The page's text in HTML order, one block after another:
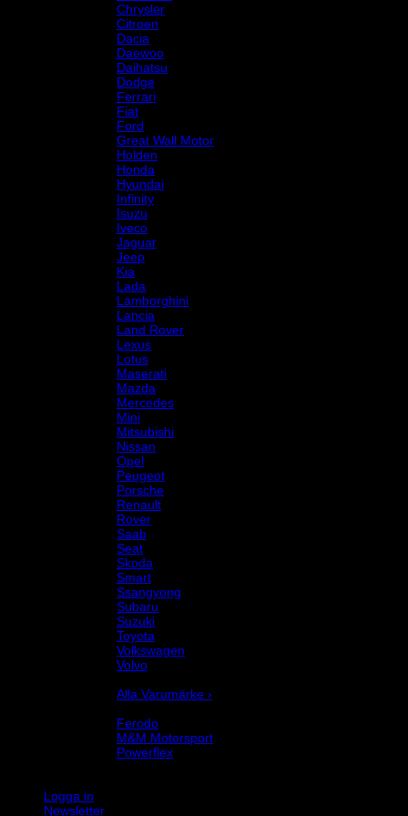
Chrysler
Citroen
Dacia
Daewoo
Daihatsu
Dodge
Ferrari
Fiat
Ford
Great Wall Motor
Holden
Honda
Hyundai
Infinity
Isuzu
Iveco
Jaguar
Jeep
Kia
Lada
Lamborghini
Lancia
Land Rover
Lexus
Lotus
Maserati
Mazda
Mercedes
Mini
Mitsubishi
Nissan
Opel
Peugeot
Porsche
Renault
Rover
Saab
Seat
Skoda
Smart
Ssangyong
Subaru
Suzuki
Toyota
Volkswagen
Volvo
Alla Varumärke ›
Ferodo
M&M Motorsport
Powerflex
Logga in
Newsletter